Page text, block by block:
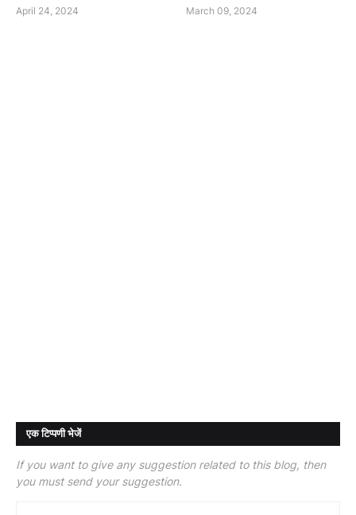
April 24, 2024 March 09, 2024
एक टिप्पणी भेजें
If you want to give any suggestion related to this blog, then
you must send your suggestion.